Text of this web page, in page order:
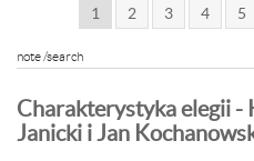
1 2 3 4 5
note /search
Charakterystyka elegii -
Janicki i Jan